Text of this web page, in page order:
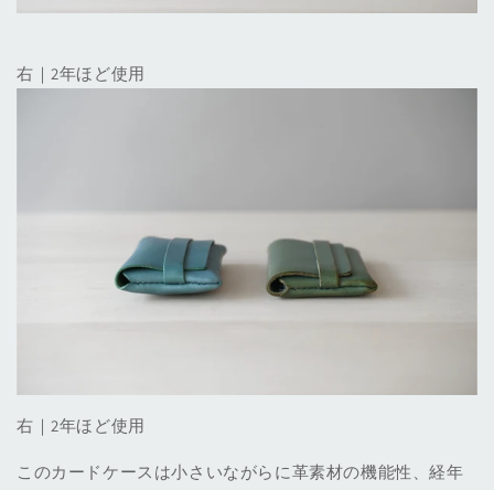
右｜2年ほど使用
右｜2年ほど使用
このカードケースは小さいながらに革素材の機能性、経年